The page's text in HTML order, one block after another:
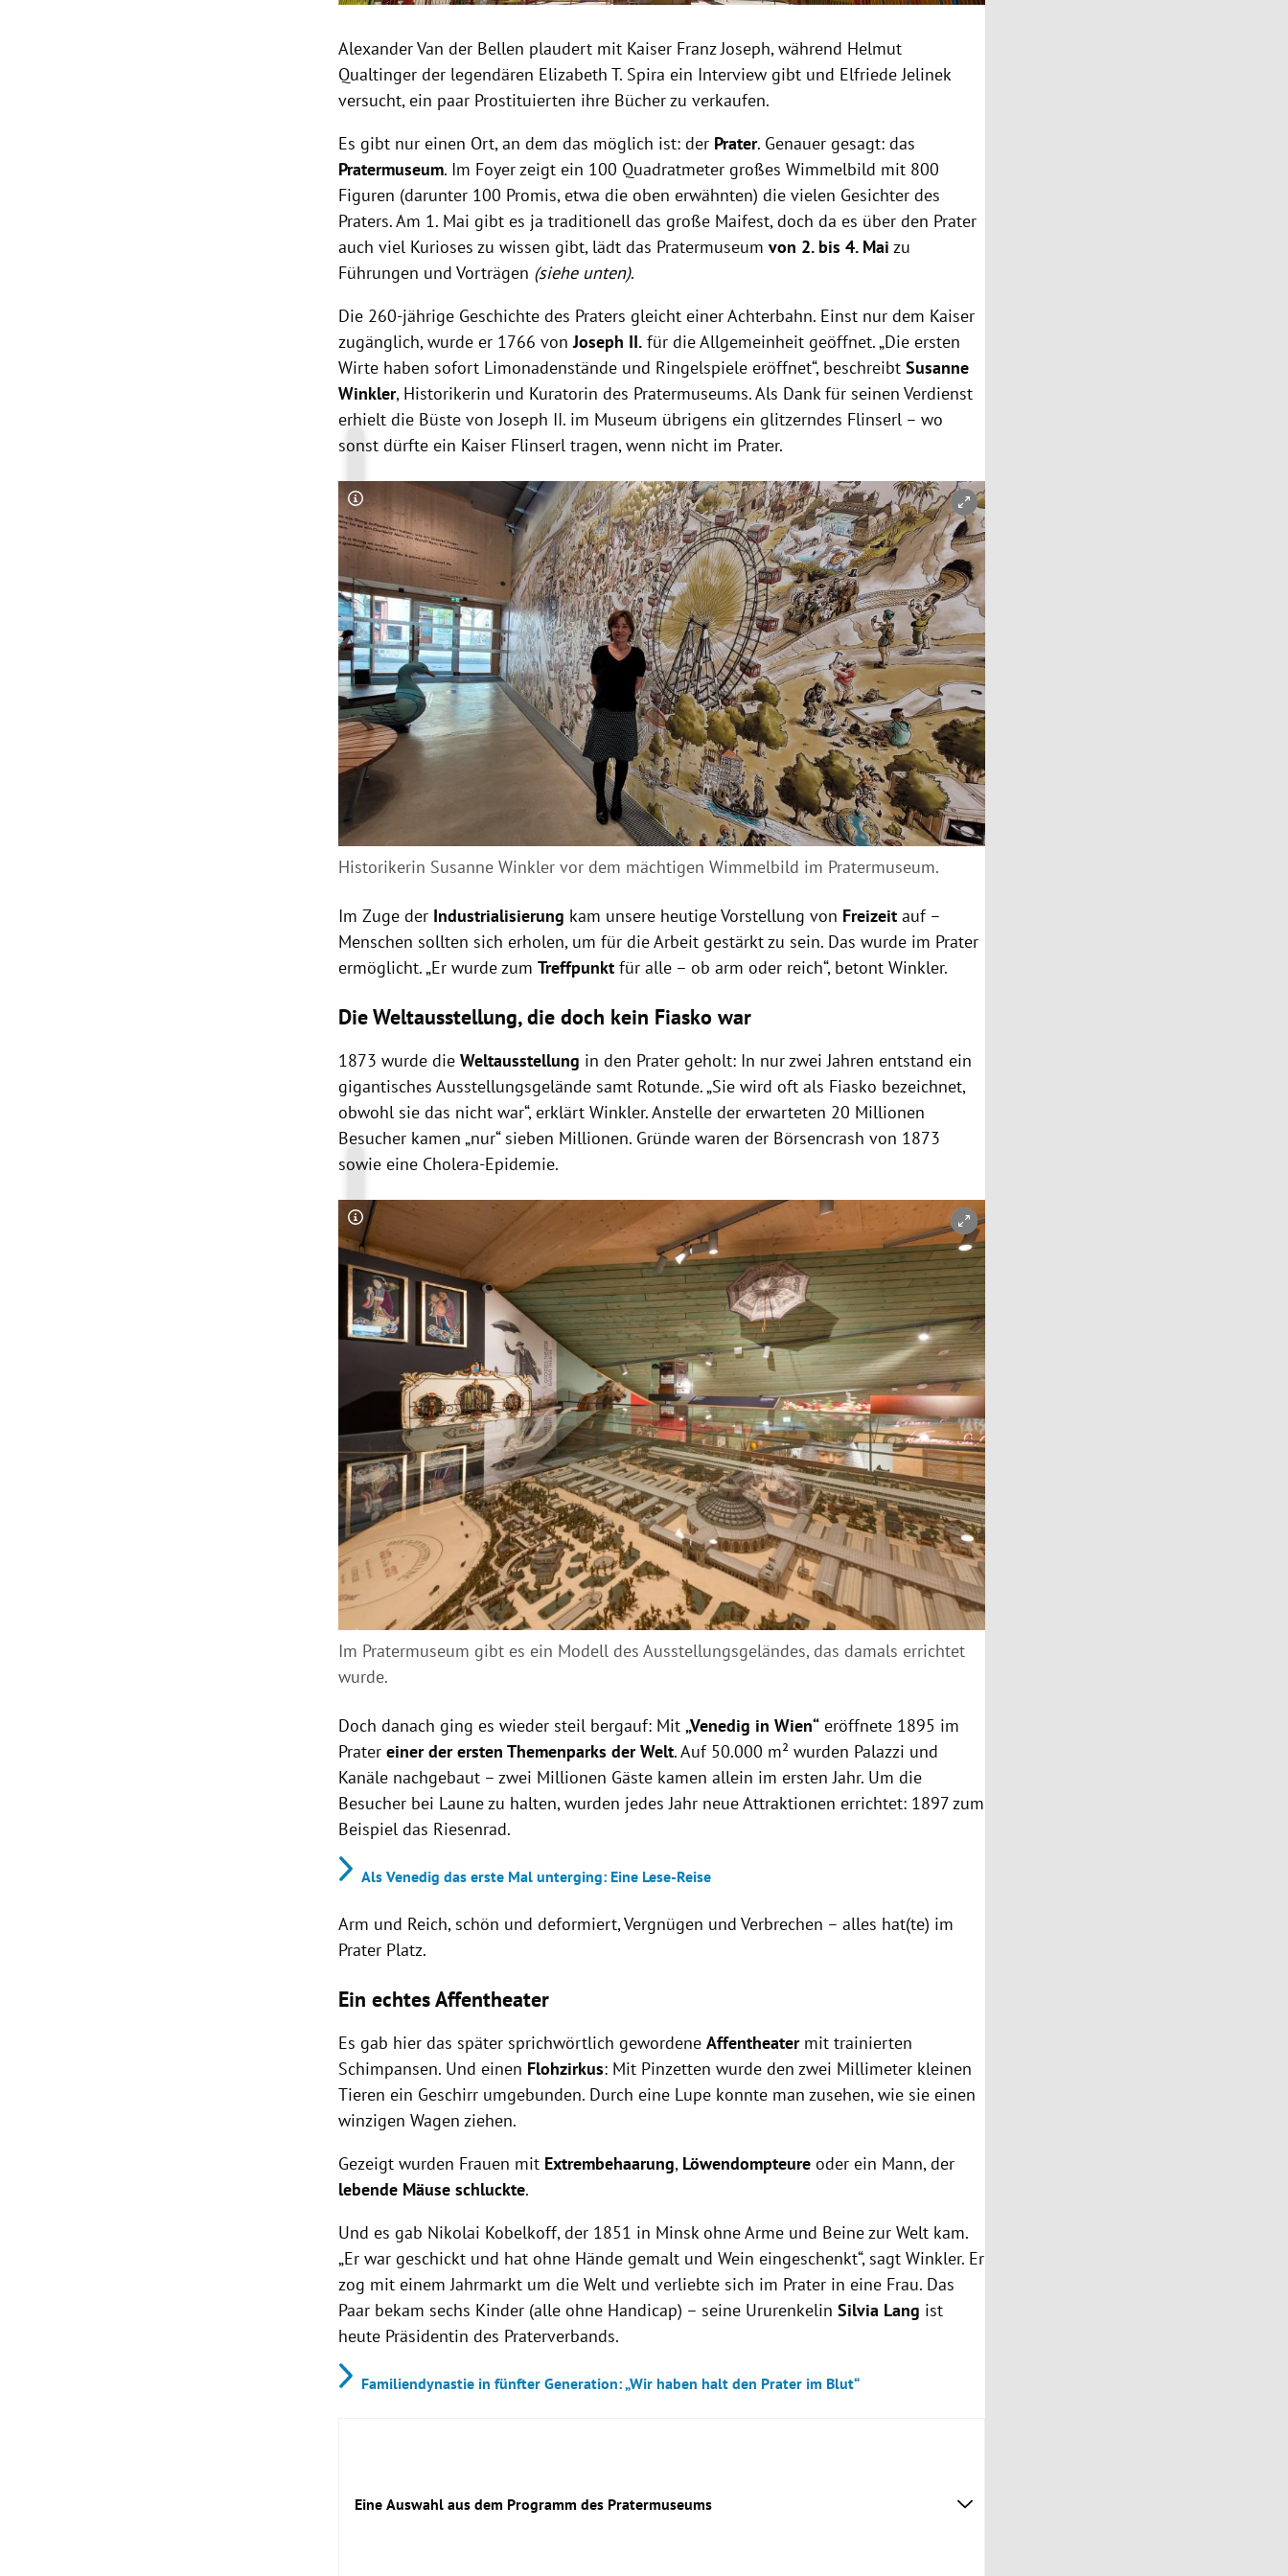
Alexander Van der Bellen plaudert mit Kaiser Franz Joseph, während Helmut
Qualtinger der legendären Elizabeth T. Spira ein Interview gibt und Elfriede Jelinek
versucht, ein paar Prostituierten ihre Bücher zu verkaufen.
Es gibt nur einen Ort, an dem das möglich ist: der Prater. Genauer gesagt: das
Pratermuseum. Im Foyer zeigt ein 100 Quadratmeter großes Wimmelbild mit 800
Figuren (darunter 100 Promis, etwa die oben erwähnten) die vielen Gesichter des
Praters. Am 1. Mai gibt es ja traditionell das große Maifest, doch da es über den Prater
auch viel Kurioses zu wissen gibt, lädt das Pratermuseumvon 2. bis 4. Mai zu
Führungen und Vorträgen (siehe unten).
Die 260-jährige Geschichte des Praters gleicht einer Achterbahn. Einst nur dem Kaiser
zugänglich, wurde er 1766 vonJoseph II. für die Allgemeinheit geöffnet. „Die ersten
Wirte haben sofort Limonadenstände und Ringelspiele eröffnet“, beschreibtSusanne
Winkler, Historikerin und Kuratorin des Pratermuseums. Als Dank für seinen Verdienst
erhielt die Büste von Joseph II. im Museum übrigens ein glitzerndes Flinserl – wo
sonst dürfte ein Kaiser Flinserl tragen, wenn nicht im Prater.
Copyright-Hinweis öffnen/schließen
Historikerin Susanne Winkler vor dem mächtigen Wimmelbild im Pratermuseum.
Im Zuge der Industrialisierung kam unsere heutige Vorstellung von Freizeitauf –
Menschen sollten sich erholen, um für die Arbeit gestärkt zu sein. Das wurde im Prater
ermöglicht. „Er wurde zumTreffpunktfür alle – ob arm oder reich“, betont Winkler.
Die Weltausstellung, die doch kein Fiasko war
1873 wurde dieWeltausstellung in den Prater geholt: In nur zwei Jahren entstand ein
gigantisches Ausstellungsgelände samt Rotunde. „Sie wird oft als Fiasko bezeichnet,
obwohl sie das nicht war“, erklärt Winkler. Anstelle der erwarteten 20 Millionen
Besucher kamen „nur“ sieben Millionen. Gründe waren der Börsencrash von 1873
sowie eine Cholera-Epidemie.
Copyright-Hinweis öffnen/schließen
Im Pratermuseum gibt es ein Modell des Ausstellungsgeländes, das damals errichtet
wurde.
Doch danach ging es wieder steil bergauf: Mit„Venedig in Wien“ eröffnete 1895 im
Pratereiner der ersten Themenparks der Welt. Auf 50.000 m² wurden Palazzi und
Kanäle nachgebaut – zwei Millionen Gäste kamen allein im ersten Jahr. Um die
Besucher bei Laune zu halten, wurden jedes Jahr neue Attraktionen errichtet: 1897 zum
Beispiel das Riesenrad.
Als Venedig das erste Mal unterging: Eine Lese-Reise
Arm und Reich, schön und deformiert, Vergnügen und Verbrechen – alles hat(te) im
Prater Platz.
Ein echtes Affentheater
Es gab hier das später sprichwörtlich gewordeneAffentheater mit trainierten
Schimpansen. Und einen Flohzirkus: Mit Pinzetten wurde den zwei Millimeter kleinen
Tieren ein Geschirr umgebunden. Durch eine Lupe konnte man zusehen, wie sie einen
winzigen Wagen ziehen.
Gezeigt wurden Frauen mit Extrembehaarung, Löwendompteureoder ein Mann, der
lebende Mäuse schluckte.
Und es gab Nikolai Kobelkoff, der 1851 in Minsk ohne Arme und Beine zur Welt kam.
„Er war geschickt und hat ohne Hände gemalt und Wein eingeschenkt“, sagt Winkler. Er
zog mit einem Jahrmarkt um die Welt und verliebte sich im Prater in eine Frau. Das
Paar bekam sechs Kinder (alle ohne Handicap) – seine UrurenkelinSilvia Lang ist
heute Präsidentin des Praterverbands.
Familiendynastie in fünfter Generation: „Wir haben halt den Prater im Blut“
Eine Auswahl aus dem Programm des Pratermuseums